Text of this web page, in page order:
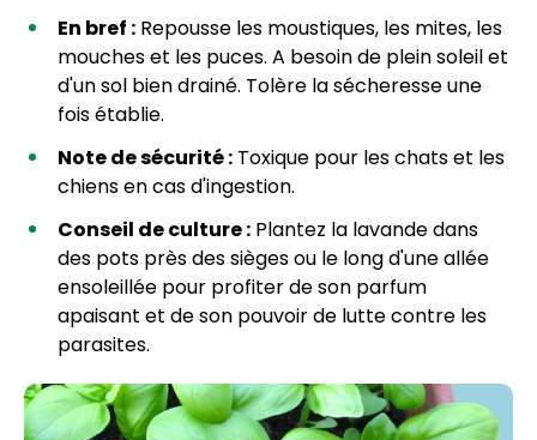
En bref : Repousse les moustiques, les mites, les
mouches et les puces. A besoin de plein soleil et
d'un sol bien drainé. Tolère la sécheresse une
fois établie.
Note de sécurité : Toxique pour les chats et les
chiens en cas d'ingestion.
Conseil de culture : Plantez la lavande dans
des pots près des sièges ou le long d'une allée
ensoleillée pour profiter de son parfum
apaisant et de son pouvoir de lutte contre les
parasites.